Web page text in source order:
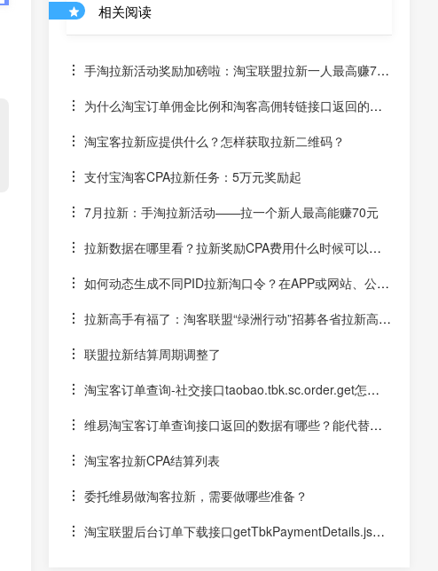
相关阅读
手淘拉新活动奖励加磅啦：淘宝联盟拉新一人最高赚70
元！为什么淘宝订单佣金比例和淘客高佣转链接口返回的分
佣金比例不一样
淘宝客拉新应提供什么？怎样获取拉新二维码？
支付宝淘客CPA拉新任务：5万元奖励起
7月拉新：手淘拉新活动——拉一个新人最高能赚70元
拉新数据在哪里看？拉新奖励CPA费用什么时候可以提
现？如何动态生成不同PID拉新淘口令？在APP或网站、公众
号中实时生成拉新口令
拉新高手有福了：淘客联盟“绿洲行动”招募各省拉新高
手--额外奖励+官方颁奖
联盟拉新结算周期调整了
淘宝客订单查询-社交接口taobao.tbk.sc.order.get怎么
用？维易淘宝客订单查询接口返回的数据有哪些？能代替后
台订单下载接口吗？
淘宝客拉新CPA结算列表
委托维易做淘客拉新，需要做哪些准备？
淘宝联盟后台订单下载接口getTbkPaymentDetails.json